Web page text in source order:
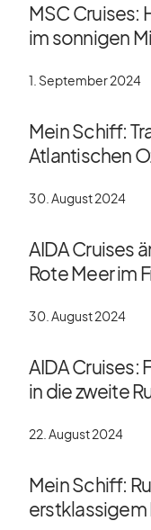
MSC Cruises:
im sonnigen
1. September 2024
Mein Schiff:
Atlantischen
30. August 2024
AIDA Cruises
Rote Meer im
30. August 2024
AIDA Cruises:
in die zweite
22. August 2024
Mein Schiff: